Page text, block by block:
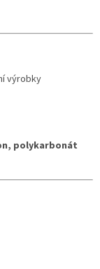
výrobky
polykarbonát